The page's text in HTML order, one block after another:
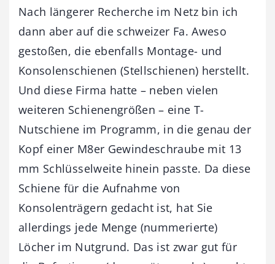
Nach längerer Recherche im Netz bin ich
dann aber auf die schweizer Fa. Aweso
gestoßen, die ebenfalls Montage- und
Konsolenschienen (Stellschienen) herstellt.
Und diese Firma hatte – neben vielen
weiteren Schienengrößen – eine T-
Nutschiene im Programm, in die genau der
Kopf einer M8er Gewindeschraube mit 13
mm Schlüsselweite hinein passte. Da diese
Schiene für die Aufnahme von
Konsolenträgern gedacht ist, hat Sie
allerdings jede Menge (nummerierte)
Löcher im Nutgrund. Das ist zwar gut für